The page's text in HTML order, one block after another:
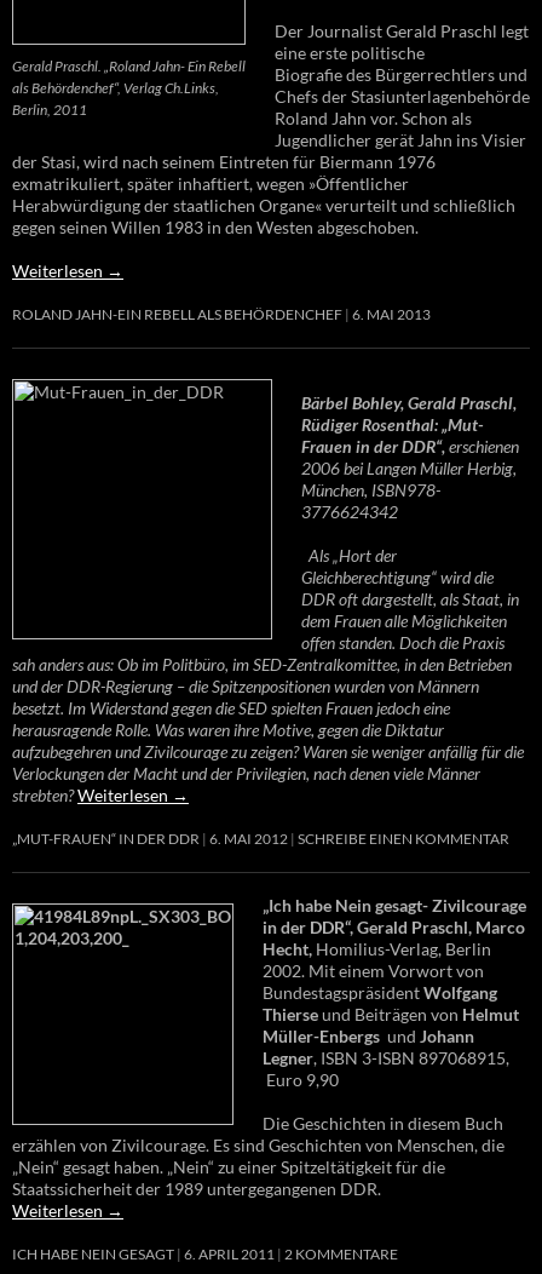
Gerald Praschl. „Roland Jahn- Ein Rebell
als Behördenchef“, Verlag Ch.Links,
Berlin, 2011
Der Journalist Gerald Praschl legt
eine erste politische
Biografie des Bürgerrechtlers und
Chefs der Stasiunterlagenbehörde
Roland Jahn vor. Schon als
Jugendlicher gerät Jahn ins Visier
der Stasi, wird nach seinem Eintreten für Biermann 1976
exmatrikuliert, später inhaftiert, wegen »Öffentlicher
Herabwürdigung der staatlichen Organe« verurteilt und schließlich
gegen seinen Willen 1983 in den Westen abgeschoben.
Weiterlesen →
ROLAND JAHN-EIN REBELL ALS BEHÖRDENCHEF 6. MAI 2013
Bärbel Bohley, Gerald Praschl,
Rüdiger Rosenthal: „Mut-
Frauen in der DDR“,erschienen
2006 bei Langen Müller Herbig,
München, ISBN978-
3776624342
Als „Hort der
Gleichberechtigung“ wird die
DDR oft dargestellt, als Staat, in
dem Frauen alle Möglichkeiten
offen standen. Doch die Praxis
sah anders aus: Ob im Politbüro, im SED-Zentralkomittee, in den Betrieben
und der DDR-Regierung – die Spitzenpositionen wurden von Männern
besetzt. Im Widerstand gegen die SED spielten Frauen jedoch eine
herausragende Rolle. Was waren ihre Motive, gegen die Diktatur
aufzubegehren und Zivilcourage zu zeigen? Waren sie weniger anfällig für die
Verlockungen der Macht und der Privilegien, nach denen viele Männer
strebten?Weiterlesen →
„MUT-FRAUEN“ IN DER DDR 6. MAI 2012 SCHREIBE EINEN KOMMENTAR
„Ich habe Nein gesagt- Zivilcourage
in der DDR“, Gerald Praschl, Marco
Hecht, Homilius-Verlag, Berlin
2002. Mit einem Vorwort von
BundestagspräsidentWolfgang
Thierseund Beiträgen von Helmut
Müller-Enbergs und Johann
Legner, ISBN 3-ISBN 897068915,
Euro 9,90
Die Geschichten in diesem Buch
erzählen von Zivilcourage. Es sind Geschichten von Menschen, die
„Nein“ gesagt haben. „Nein“ zu einer Spitzeltätigkeit für die
Staatssicherheit der 1989 untergegangenen DDR.
Weiterlesen →
ICH HABE NEIN GESAGT 6. APRIL 2011 2 KOMMENTARE